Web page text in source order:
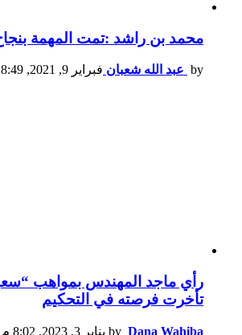
محمد بن راشد :تمت المهمة
by عبد الله شعبان فبراير 9, 2021, 8:49 م
رأي ماجد المهندس بمواهب
تأخرت فرصته في التحكيم
by Dana Wahiba يناير 3, 2023, 8:02 م